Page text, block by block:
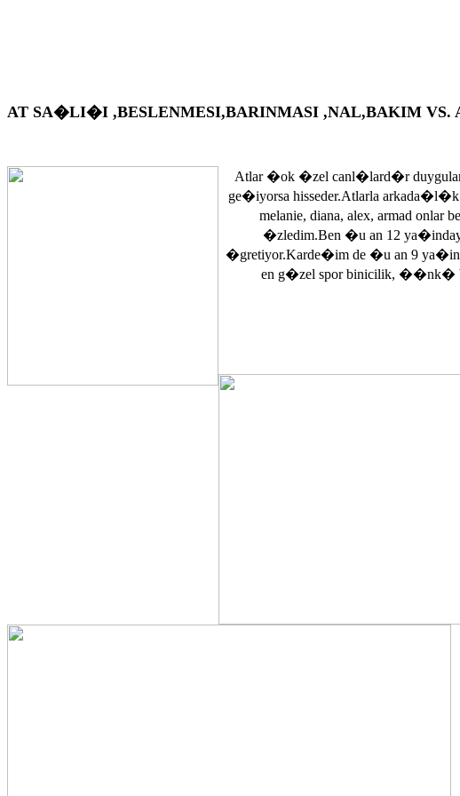
AT SA�LI�I ,BESLENMESI,BARINMASI ,NAL,BAKIM VS.
Atlar �ok �zel canl�lard�r
ge�iyorsa hisseder.Atlarla
melanie, diana, alex, armad
�zledim.Ben �u an 12
�gretiyor.Karde�im de �u an 9
en g�zel spor binicilik, ��nk�